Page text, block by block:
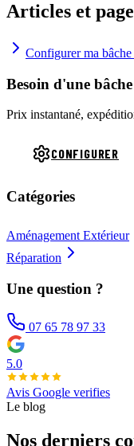
Articles et
Configurer ma bâche
Besoin d'une
Prix instantané,
CONFIGURER
Catégories
Aménagement Extérieur
Réparation
Une question ?
07 65 78 97 33
5.0
Avis Google verifies
Le blog
Nos derniers